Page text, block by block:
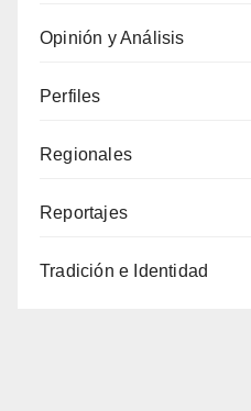
Opinión y Análisis
Perfiles
Regionales
Reportajes
Tradición e Identidad